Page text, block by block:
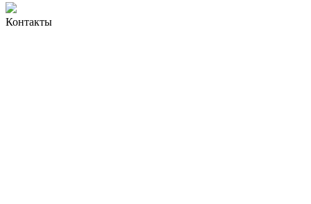
Контакты